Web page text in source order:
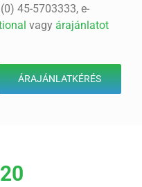
45-5703333, e-
vagyárajánlatot
ÁRAJÁNLATKÉRÉS